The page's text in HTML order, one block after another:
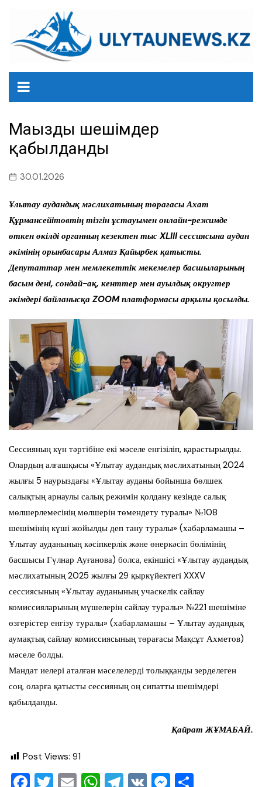
содержанию
Маңызды шешімдер
қабылданды
30.01.2026
Ұлытау аудандық мәслихатының төрағасы Ахат
Құрмансейітовтің тізгін ұстауымен онлайн-режимде
өткен өкілді органның кезектен тыс XLIII сессиясына аудан
әкімінің орынбасары Алмаз Қайырбек қатысты.
Депутаттар мен мемлекеттік мекемелер басшыларының
басым дені, сондай-ақ, кенттер мен ауылдық округтер
әкімдері байланысқа ZOOM платформасы арқылы қосылды.
Сессияның күн тәртібіне екі мәселе енгізіліп, қарастырылды.
Олардың алғашқысы «Ұлытау аудандық мәслихатының 2024
жылғы 5 наурыздағы «Ұлытау ауданы бойынша бөлшек
салықтың арнаулы салық режимін қолдану кезінде салық
мөлшерлемесінің мөлшерін төмендету туралы» №108
шешімінің күші жойылды деп тану туралы» (хабарламашы –
Ұлытау ауданының кәсіпкерлік және өнеркәсіп бөлімінің
басшысы Гүлнар Ауғанова) болса, екіншісі «Ұлытау аудандық
мәслихатының 2025 жылғы 29 қыркүйектегі XXXV
сессиясының «Ұлытау ауданының учаскелік сайлау
комиссияларының мүшелерін сайлау туралы» №221 шешіміне
өзгерістер енгізу туралы» (хабарламашы – Ұлытау аудандық
аумақтық сайлау комиссиясының төрағасы Мақсұт Ахметов)
мәселе болды.
Мандат иелері аталған мәселелерді толыққанды зерделеген
соң, оларға қатысты сессияның оң сипатты шешімдері
қабылданды.
Қайрат ЖҰМАБАЙ.
Post Views: 91